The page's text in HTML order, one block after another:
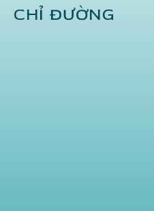
CHỈ ĐƯỜNG